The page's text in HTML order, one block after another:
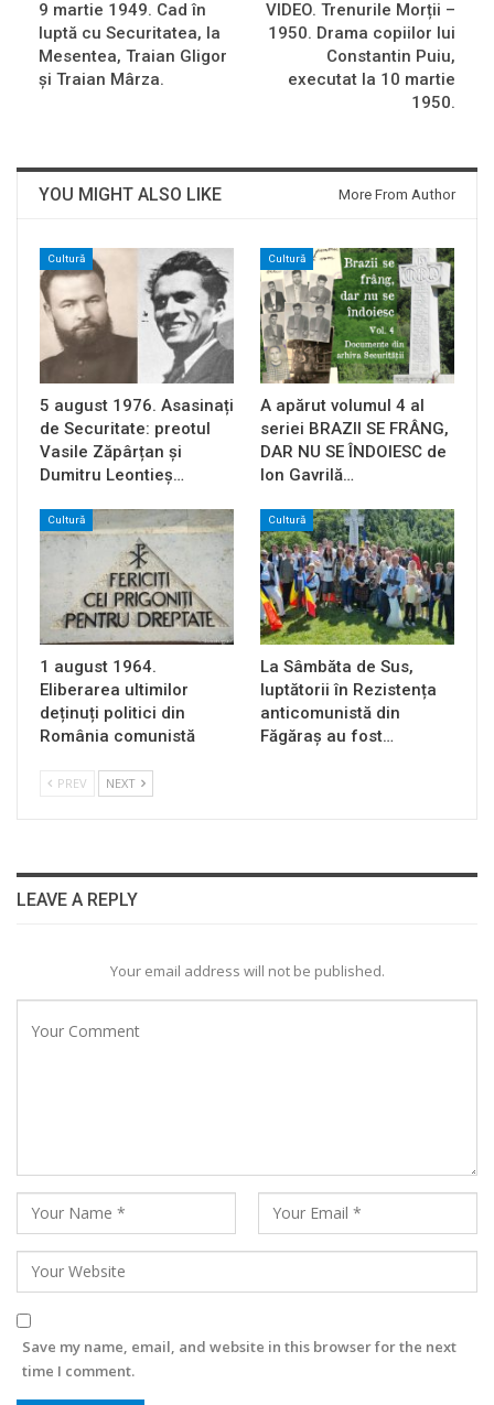
9 martie 1949. Cad în
luptă cu Securitatea, la
Mesentea, Traian Gligor
şi Traian Mârza.
VIDEO. Trenurile Morții –
1950. Drama copiilor lui
Constantin Puiu,
executat la 10 martie
1950.
YOU MIGHT ALSO LIKE More From Author
Cultură
5 august 1976. Asasinați
de Securitate: preotul
Vasile Zăpârțan și
Dumitru Leontieș…
Cultură
A apărut volumul 4 al
seriei BRAZII SE FRÂNG,
DAR NU SE ÎNDOIESC de
Ion Gavrilă…
Cultură
1 august 1964.
Eliberarea ultimilor
deținuți politici din
România comunistă
Cultură
La Sâmbăta de Sus,
luptătorii în Rezistența
anticomunistă din
Făgăraș au fost…
PREV NEXT
LEAVE A REPLY
Your email address will not be published.
Save my name, email, and website in this browser for the next
time I comment.